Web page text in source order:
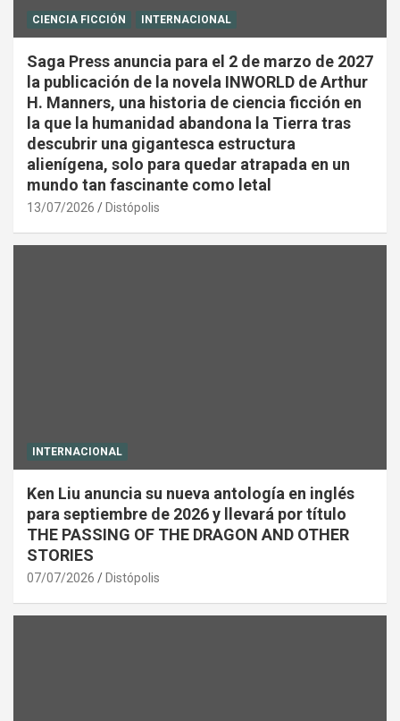
CIENCIA FICCIÓN INTERNACIONAL
Saga Press anuncia para el 2 de marzo de 2027
la publicación de la novela INWORLD de Arthur
H. Manners, una historia de ciencia ficción en
la que la humanidad abandona la Tierra tras
descubrir una gigantesca estructura
alienígena, solo para quedar atrapada en un
mundo tan fascinante como letal
13/07/2026 Distópolis
INTERNACIONAL
Ken Liu anuncia su nueva antología en inglés
para septiembre de 2026 y llevará por título
THE PASSING OF THE DRAGON AND OTHER
STORIES
07/07/2026 Distópolis